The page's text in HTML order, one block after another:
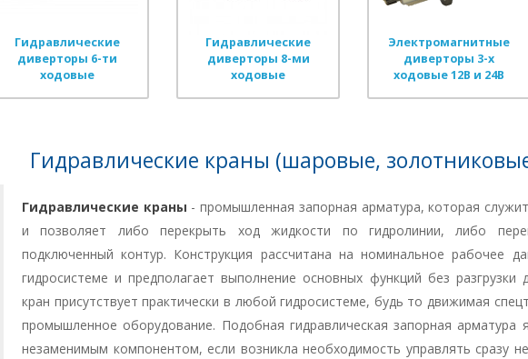
Гидравлические
диверторы 6-ти
ходовые
Гидравлические
диверторы 8-ми
ходовые
Электромагнитные
диверторы 3-х
ходовые 12В и 24В
Гидравлические краны (шаровые,
Гидравлические краны - промышленная запорная арматура, которая
и позволяет либо перекрыть ход жидкости по гидролинии, либо
подключенный контур. Конструкция рассчитана на номинальное рабочее
гидросистеме и предполагает выполнение основных функций без разгрузки
кран присутствует практически в любой гидросистеме, будь то движимая
промышленное оборудование. Подобная гидравлическая запорная арматура
незаменимым компонентом, если возникла необходимость управлять сразу